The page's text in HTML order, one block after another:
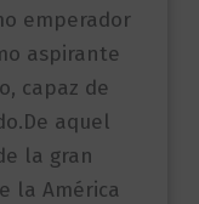
emperador
aspirante
capaz de
aquel
la gran
la América